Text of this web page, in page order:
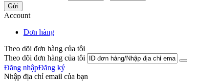
Gửi
Account
Đơn hàng
Theo dõi đơn hàng của tôi
Theo dõi đơn hàng của tôi
Đăng nhậpĐăng ký
Nhập địa chỉ email của bạn